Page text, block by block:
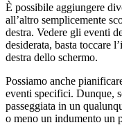
È possibile aggiungere
all’altro semplicemente
destra. Vedere gli eventi
desiderata, basta toccare
destra dello schermo.
Possiamo anche
eventi specifici. Dunque,
passeggiata in un
o meno un indumento un